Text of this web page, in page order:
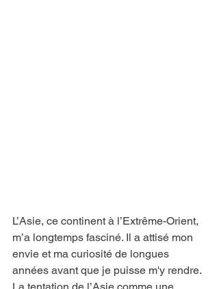
L’Asie, ce continent à l’Extrême-Orient,
m’a longtemps fasciné. Il a attisé mon
envie et ma curiosité de longues
années avant que je puisse m'y rendre.